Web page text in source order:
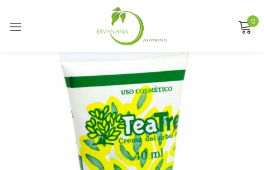
0
Sign in
Remember me Lost password?
LOG IN